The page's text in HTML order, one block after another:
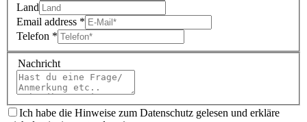
Land
Email address *
Telefon *
Nachricht
Ich habe die Hinweise zum Datenschutz gelesen und erkläre